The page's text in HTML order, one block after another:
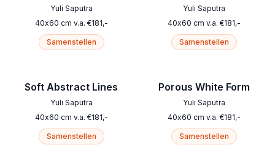
Yuli Saputra
40x60 cm v.a. €181,-
Samenstellen
Soft Abstract Lines
Yuli Saputra
40x60 cm v.a. €181,-
Samenstellen
Yuli Saputra
40x60 cm v.a. €181,-
Samenstellen
Porous White Form
Yuli Saputra
40x60 cm v.a. €181,-
Samenstellen